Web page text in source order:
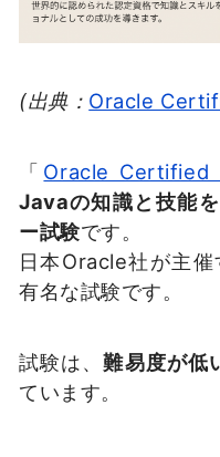
(出典： Oracle
「 Oracle Certified
Javaの知識と技能
ー試験です。
日本Oracle社が主
有名な試験です。
試験は、難易度が低
ています。